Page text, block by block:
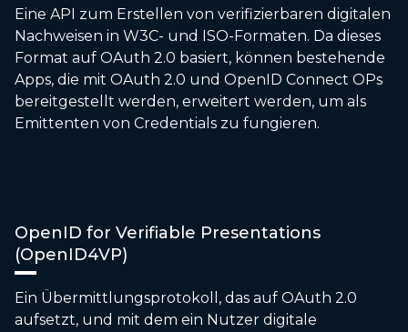
Eine API zum Erstellen von verifizierbaren digitalen
Nachweisen in W3C- und ISO-Formaten. Da dieses
Format auf OAuth 2.0 basiert, können bestehende
Apps, die mit OAuth 2.0 und OpenID Connect OPs
bereitgestellt werden, erweitert werden, um als
Emittenten von Credentials zu fungieren.
OpenID for Verifiable Presentations
(OpenID4VP)
Ein Übermittlungsprotokoll, das auf OAuth 2.0
aufsetzt, und mit dem ein Nutzer digitale